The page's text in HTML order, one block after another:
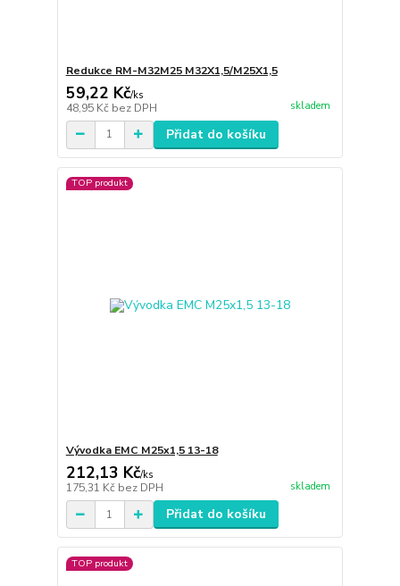
Redukce RM-M32M25 M32X1,5/M25X1,5
59,22 Kč/ks
48,95 Kč bez DPH skladem
Přidat do košíku
TOP produkt
Vývodka EMC M25x1,5 13-18
212,13 Kč/ks
175,31 Kč bez DPH skladem
Přidat do košíku
TOP produkt